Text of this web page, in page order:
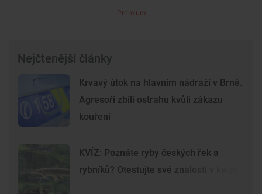
Premium
Nejčtenější články
Krvavý útok na hlavním nádraží v Brně.
Agresoři zbili ostrahu kvůli zákazu
kouření
KVÍZ: Poznáte ryby českých řek a
rybníků? Otestujte své znalosti v kvízu